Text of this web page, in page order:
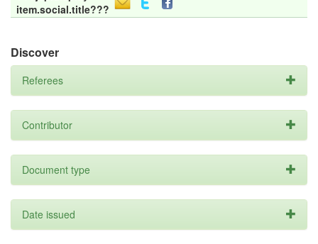
item.social.title???
Discover
Referees
Contributor
Document type
Date issued